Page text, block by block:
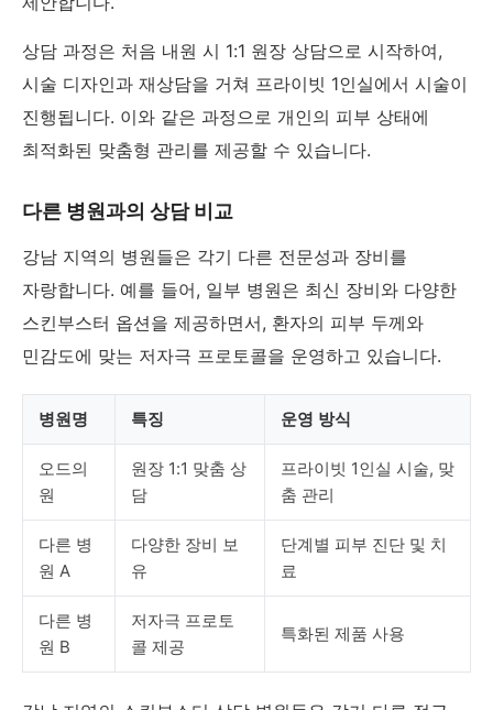
상담 과정은 처음 내원 시 1:1 원장 상담으로 시작하여,
시술 디자인과 재상담을 거쳐 프라이빗 1인실에서 시술이
진행됩니다. 이와 같은 과정으로 개인의 피부 상태에
최적화된 맞춤형 관리를 제공할 수 있습니다.
다른 병원과의 상담 비교
강남 지역의 병원들은 각기 다른 전문성과 장비를
자랑합니다. 예를 들어, 일부 병원은 최신 장비와 다양한
스킨부스터 옵션을 제공하면서, 환자의 피부 두께와
민감도에 맞는 저자극 프로토콜을 운영하고 있습니다.
병원명 특징 운영 방식
오드의
원
원장 1:1 맞춤 상
담
프라이빗 1인실 시술, 맞
춤 관리
다른 병
원 A
다양한 장비 보
유
단계별 피부 진단 및 치
료
다른 병
원 B
저자극 프로토
콜 제공
특화된 제품 사용